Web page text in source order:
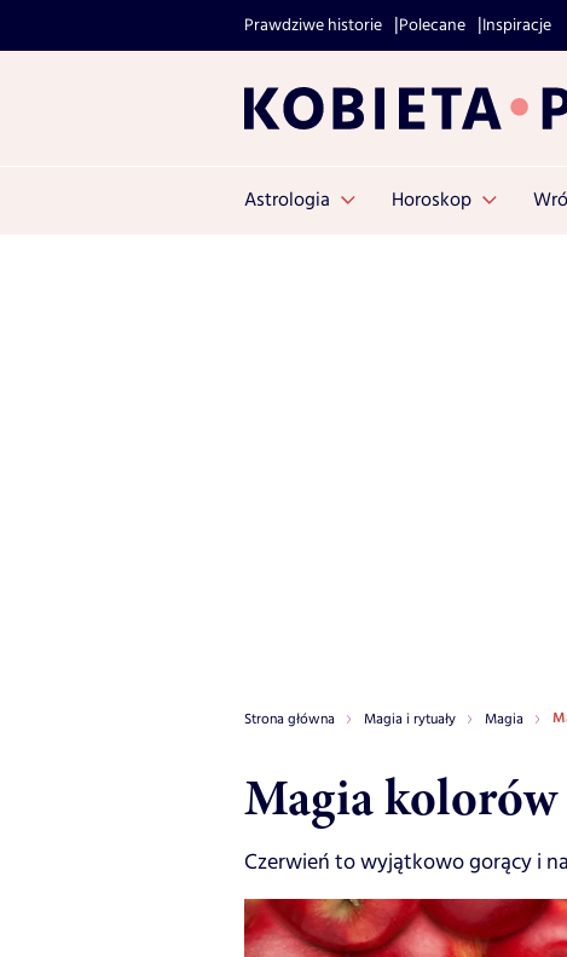
Prawdziwe historie Polecane Inspiracje
Astrologia Horoskop
Strona główna Magia i rytuały Magia
Magia
Czerwień to wyjątkowo gorący i